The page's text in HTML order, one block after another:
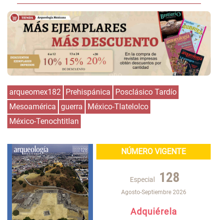
arqueomex182 Prehispánica
Posclásico Tardío
Mesoamérica guerra
México-Tlatelolco
México-Tenochtitlan
NÚMERO VIGENTE
Especial 128
Agosto-Septiembre 2026
Adquiérela